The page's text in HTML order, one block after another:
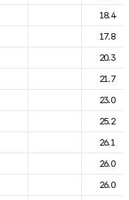
18.4
17.8
20.3
21.7
23.0
25.2
26.1
26.0
26.0